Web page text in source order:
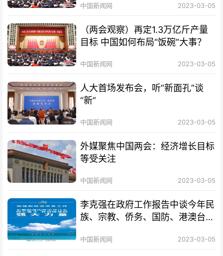
中国新闻网 2023-03-05
（两会观察）再定1.3万亿斤产量
目标 中国如何布局“饭碗”大事？
中国新闻网 2023-03-05
人大首场发布会，听“新面孔”谈
“新”
中国新闻网 2023-03-05
外媒聚焦中国两会：经济增长目标
等受关注
中国新闻网 2023-03-05
李克强在政府工作报告中谈今年民
族、宗教、侨务、国防、港澳台、
中国新闻网 2023-03-05